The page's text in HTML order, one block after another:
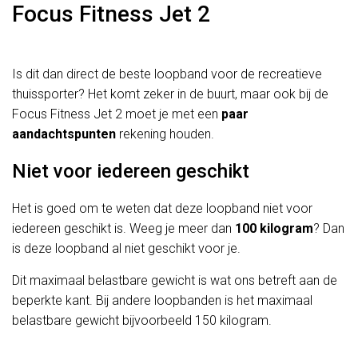
Focus Fitness Jet 2
Is dit dan direct de beste loopband voor de recreatieve
thuissporter? Het komt zeker in de buurt, maar ook bij de
Focus Fitness Jet 2 moet je met een paar
aandachtspunten rekening houden.
Niet voor iedereen geschikt
Het is goed om te weten dat deze loopband niet voor
iedereen geschikt is. Weeg je meer dan 100 kilogram? Dan
is deze loopband al niet geschikt voor je.
Dit maximaal belastbare gewicht is wat ons betreft aan de
beperkte kant. Bij andere loopbanden is het maximaal
belastbare gewicht bijvoorbeeld 150 kilogram.